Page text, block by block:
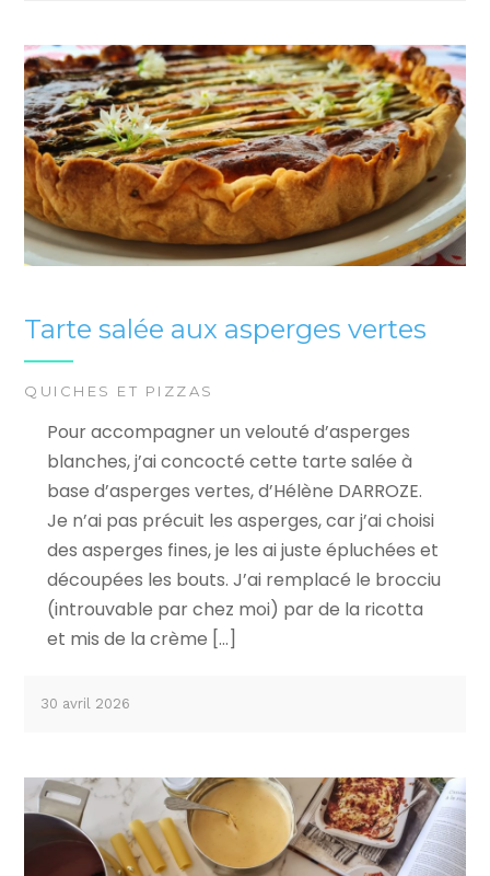
Tarte salée aux asperges vertes
QUICHES ET PIZZAS
Pour accompagner un velouté d’asperges
blanches, j’ai concocté cette tarte salée à
base d’asperges vertes, d’Hélène DARROZE.
Je n’ai pas précuit les asperges, car j’ai choisi
des asperges fines, je les ai juste épluchées et
découpées les bouts. J’ai remplacé le brocciu
(introuvable par chez moi) par de la ricotta
et mis de la crème […]
30 avril 2026